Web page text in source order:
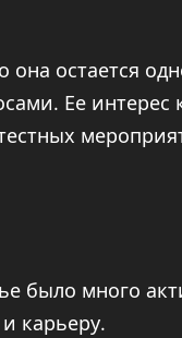
остается
Ее интерес
было много
карьеру.